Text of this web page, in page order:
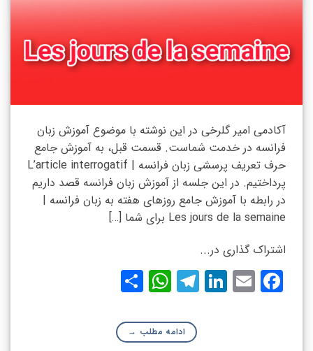
آکادمی امیر گلرخی در این نوشته با موضوع آموزش زبان
فرانسه در خدمت شماست. قسمت قبل، به آموزش جامع
حرف تعریف پرسشی زبان فرانسه | L’article interrogatif
پرداختیم. در این جلسه از آموزش زبان فرانسه قصد داریم
در رابطه با آموزش جامع روزهای هفته به زبان فرانسه |
Les jours de la semaine برای شما […]
اشتراک گذاری در...
Facebook
Email
LinkedIn
Telegram
WhatsApp
ادامه مطلب →